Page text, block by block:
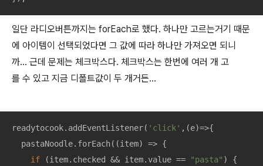
일단 라디오버튼까지는 forEach로 했다. 하나만 고르는거기 때문
에 아이템이 선택되었다면 그 값에 따라 하나만 가져오면 되니
까… 근데 문제는 체크박스다. 체크박스는 한번에 여러 개 고
를 수 있고 지금 디폴트값이 두 개거든…
readytocook.addEventListener( 'click' , (e)=>{
  pastaNoodle.forEach(
(item) => {
if (item.checked && item.value == "pasta" ) {